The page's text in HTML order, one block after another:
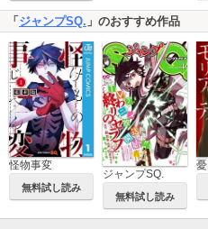
「 ジャンプSQ. 」のおすすめ作品
怪物事変
無料試し読み
ジャンプSQ.
無料試し読み